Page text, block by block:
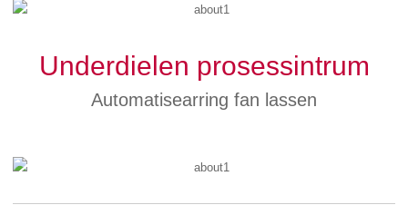
Underdielen prosessintrum
Automatisearring fan lassen